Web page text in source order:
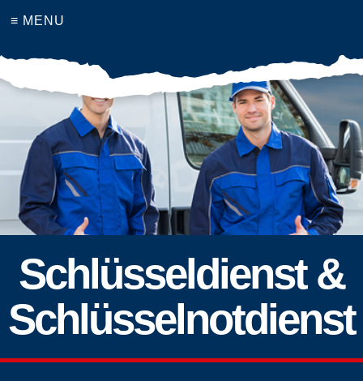
≡ MENU
Schlüsseldienst &
Schlüsselnotdienst